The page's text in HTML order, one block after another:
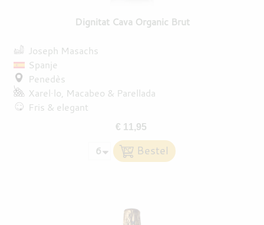
Dignitat Cava Organic Brut
Joseph Masachs
Spanje
Penedès
Xarel·lo Macabeo
Parellada
Fris & elegant
€ 11,95